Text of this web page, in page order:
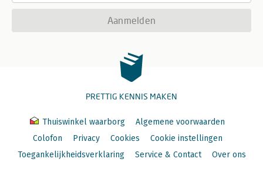
Aanmelden
PRETTIG KENNIS MAKEN
Thuiswinkel waarborg
Algemene voorwaarden
Colofon
Privacy Cookies
Cookie instellingen
Toegankelijkheidsverklaring
Service & Contact Over ons